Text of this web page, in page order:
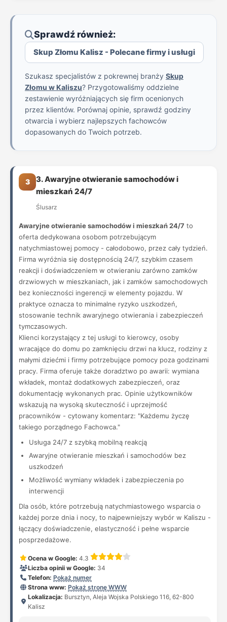
Sprawdź również:
Skup Złomu Kalisz - Polecane firmy i usługi
Szukasz specjalistów z pokrewnej branży Skup
Złomu w Kaliszu? Przygotowaliśmy oddzielne
zestawienie wyróżniających się firm ocenionych
przez klientów. Porównaj opinie, sprawdź godziny
otwarcia i wybierz najlepszych fachowców
dopasowanych do Twoich potrzeb.
3
3. Awaryjne otwieranie samochodów i
mieszkań 24/7
Ślusarz
Awaryjne otwieranie samochodów i mieszkań 24/7 to
oferta dedykowana osobom potrzebującym
natychmiastowej pomocy - całodobowo, przez cały tydzień.
Firma wyróżnia się dostępnością 24/7, szybkim czasem
reakcji i doświadczeniem w otwieraniu zarówno zamków
drzwiowych w mieszkaniach, jak i zamków samochodowych
bez konieczności ingerencji w elementy pojazdu. W
praktyce oznacza to minimalne ryzyko uszkodzeń,
stosowanie technik awaryjnego otwierania i zabezpieczeń
tymczasowych.
Klienci korzystający z tej usługi to kierowcy, osoby
wracające do domu po zamknięciu drzwi na klucz, rodziny z
małymi dziećmi i firmy potrzebujące pomocy poza godzinami
pracy. Firma oferuje także doradztwo po awarii: wymiana
wkładek, montaż dodatkowych zabezpieczeń, oraz
dokumentację wykonanych prac. Opinie użytkowników
wskazują na wysoką skuteczność i uprzejmość
pracowników - cytowany komentarz: "Każdemu życzę
takiego porządnego Fachowca."
Usługa 24/7 z szybką mobilną reakcją
Awaryjne otwieranie mieszkań i samochodów bez
uszkodzeń
Możliwość wymiany wkładek i zabezpieczenia po
interwencji
Dla osób, które potrzebują natychmiastowego wsparcia o
każdej porze dnia i nocy, to najpewniejszy wybór w Kaliszu -
łączący doświadczenie, elastyczność i pełne wsparcie
posprzedażowe.
Ocena w Google: 4.3
Liczba opinii w Google: 34
Telefon: Pokaż numer
Strona www: Pokaż stronę WWW
Lokalizacja: Bursztyn, Aleja Wojska Polskiego 116, 62-800
Kalisz